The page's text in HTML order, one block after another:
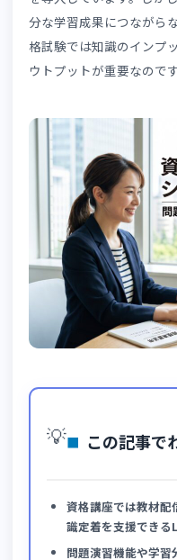
近年はオンライン講
を導入しています。
分な学習成果につな
ウトプットが重要なの
💡 この記事